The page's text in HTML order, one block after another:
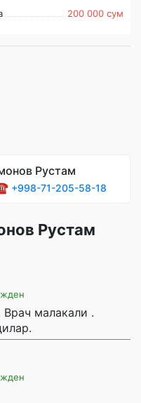
200 000 сум
Рустам
+998-71-205-58-18
Рустам
Врач малакали .